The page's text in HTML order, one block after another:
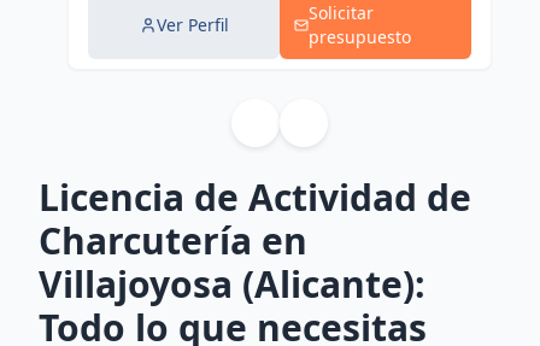
Ver Perfil
Solicitar
presupuesto
Licencia de Actividad de
Charcutería en
Villajoyosa (Alicante):
Todo lo que necesitas